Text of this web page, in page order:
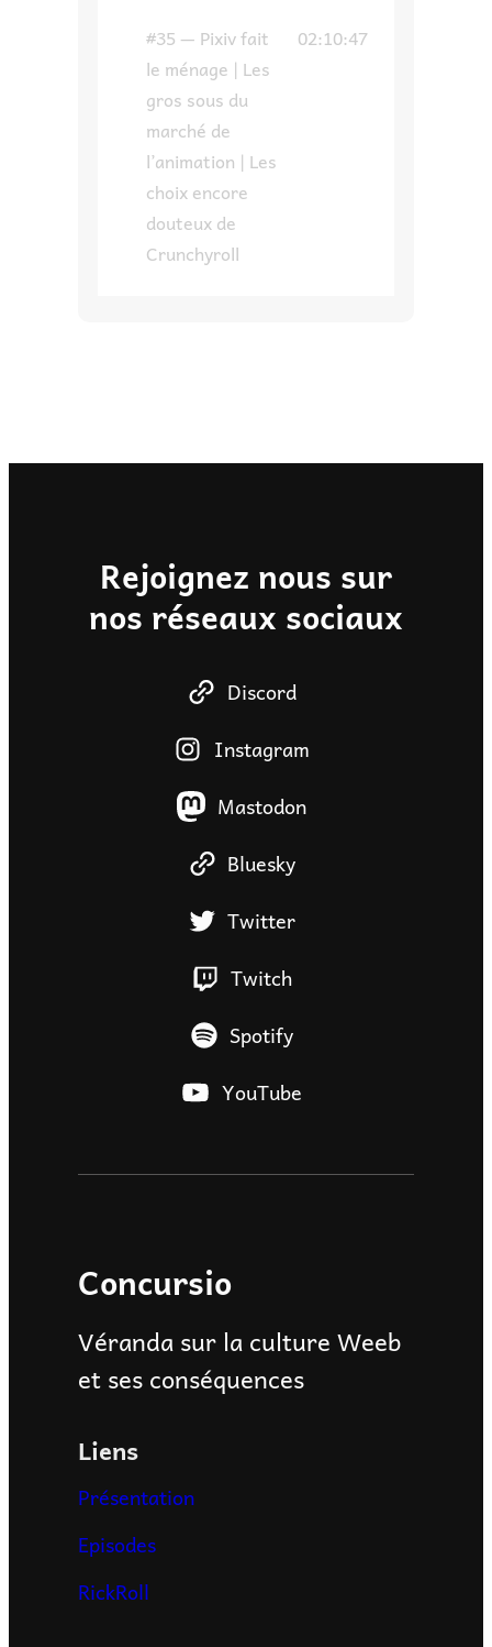
#35 — Pixiv fait
le ménage | Les
gros sous du
marché de
l’animation | Les
choix encore
douteux de
Crunchyroll
02:10:47
Rejoignez nous sur
nos réseaux sociaux
Discord
Instagram
Mastodon
Bluesky
Twitter
Twitch
Spotify
YouTube
Concursio
Véranda sur la culture Weeb
et ses conséquences
Liens
Présentation
Episodes
RickRoll